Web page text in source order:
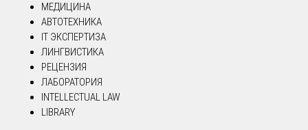
МЕДИЦИНА
АВТОТЕХНИКА
IT ЭКСПЕРТИЗА
ЛИНГВИСТИКА
РЕЦЕНЗИЯ
ЛАБОРАТОРИЯ
INTELLECTUAL LAW
LIBRARY